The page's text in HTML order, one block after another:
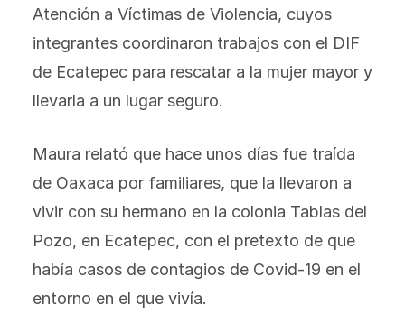
Atención a Víctimas de Violencia, cuyos
integrantes coordinaron trabajos con el DIF
de Ecatepec para rescatar a la mujer mayor y
llevarla a un lugar seguro.
Maura relató que hace unos días fue traída
de Oaxaca por familiares, que la llevaron a
vivir con su hermano en la colonia Tablas del
Pozo, en Ecatepec, con el pretexto de que
había casos de contagios de Covid-19 en el
entorno en el que vivía.